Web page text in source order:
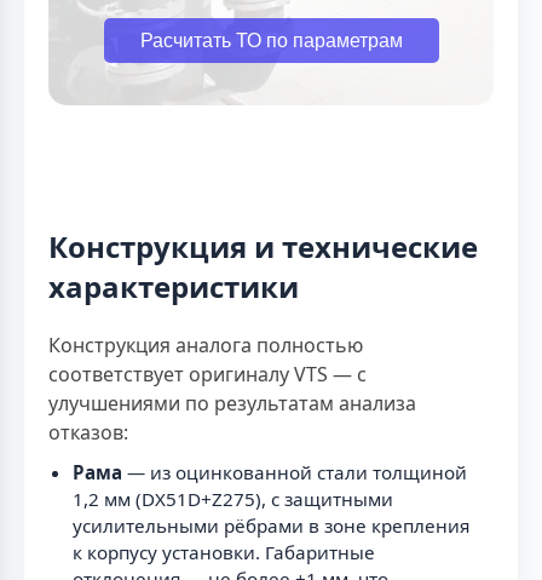
Расчитать ТО по параметрам
Конструкция и технические
характеристики
Конструкция аналога полностью
соответствует оригиналу VTS — с
улучшениями по результатам анализа
отказов:
Рама — из оцинкованной стали толщиной
1,2 мм (DX51D+Z275), с защитными
усилительными рёбрами в зоне крепления
к корпусу установки. Габаритные